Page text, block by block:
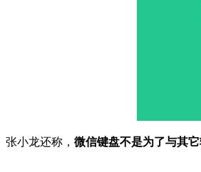
张小龙还称， 微信键盘不是为了与其